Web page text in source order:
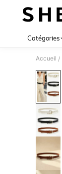
Catégories
Accueil /